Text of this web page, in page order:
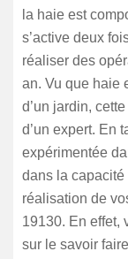
la haie est
s’active deux
réaliser des
an. Vu que haie
d’un jardin,
d’un expert. En
expérimentée
dans la capacité
réalisation de
19130. En effet,
sur le savoir